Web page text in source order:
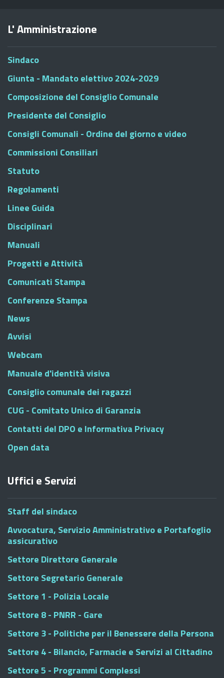
L' Amministrazione
Sindaco
Giunta - Mandato elettivo 2024-2029
Composizione del Consiglio Comunale
Presidente del Consiglio
Consigli Comunali - Ordine del giorno e video
Commissioni Consiliari
Statuto
Regolamenti
Linee Guida
Disciplinari
Manuali
Progetti e Attività
Comunicati Stampa
Conferenze Stampa
News
Avvisi
Webcam
Manuale d'identità visiva
Consiglio comunale dei ragazzi
CUG - Comitato Unico di Garanzia
Contatti del DPO e Informativa Privacy
Open data
Uffici e Servizi
Staff del sindaco
Avvocatura, Servizio Amministrativo e Portafoglio
assicurativo
Settore Direttore Generale
Settore Segretario Generale
Settore 1 - Polizia Locale
Settore 8 - PNRR - Gare
Settore 3 - Politiche per il Benessere della Persona
Settore 4 - Bilancio, Farmacie e Servizi al Cittadino
Settore 5 - Programmi Complessi